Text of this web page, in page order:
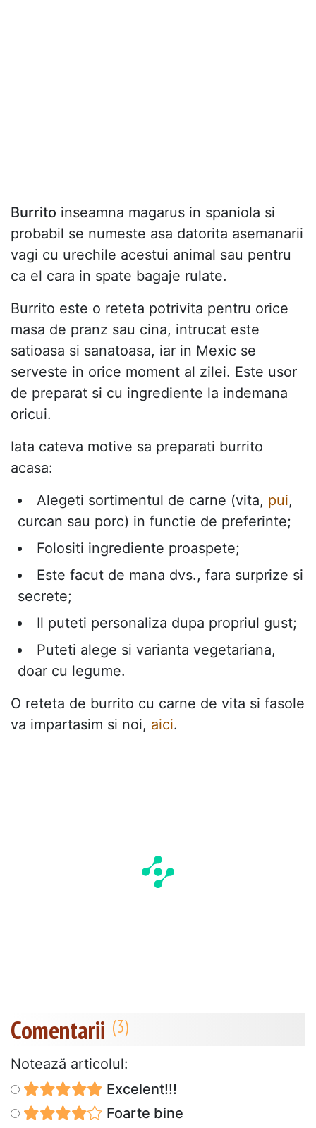
Burrito inseamna magarus in spaniola si
probabil se numeste asa datorita asemanarii
vagi cu urechile acestui animal sau pentru
ca el cara in spate bagaje rulate.
Burrito este o reteta potrivita pentru orice
masa de pranz sau cina, intrucat este
satioasa si sanatoasa, iar in Mexic se
serveste in orice moment al zilei. Este usor
de preparat si cu ingrediente la indemana
oricui.
Iata cateva motive sa preparati burrito
acasa:
Alegeti sortimentul de carne (vita, pui,
curcan sau porc) in functie de preferinte;
Folositi ingrediente proaspete;
Este facut de mana dvs., fara surprize si
secrete;
Il puteti personaliza dupa propriul gust;
Puteti alege si varianta vegetariana,
doar cu legume.
O reteta de burrito cu carne de vita si fasole
va impartasim si noi, aici.
Comentarii
Notează articolul:
Excelent!!!
Foarte bine